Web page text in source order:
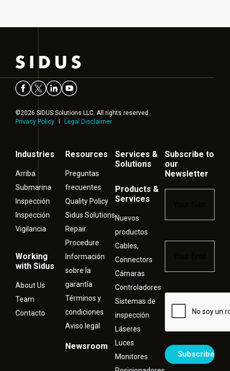
©2026 SIDUS Solutions LLC. All rights reserved
Privacy Policy
Legal Disclaimer
Industries
Arriba
Submarina
Inspección
Inspección
Vigilancia
Working
with Sidus
About Us
Team
Contacto
Resources
Preguntas
frecuentes
Quality Policy
Sidus Solutions
Repair
Procedure
Información
sobre la
garantía
Términos y
condiciones
Aviso legal
Newsroom
Services &
Solutions
Products &
Services
Nuevos
productos
Cables,
Connectors
Cámaras
Controladores
Sistemas de
inspección
Láseres
Luces
Monitores
Subscribe to
our
Newsletter